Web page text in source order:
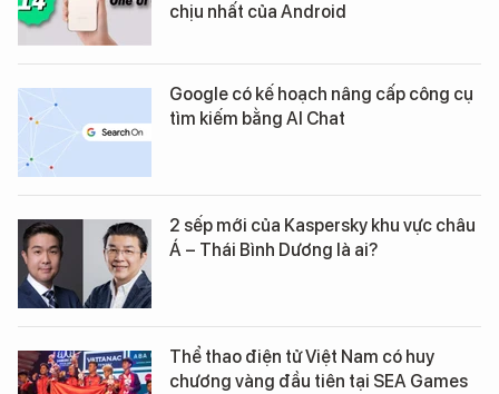
chịu nhất của Android
Google có kế hoạch nâng cấp công cụ
tìm kiếm bằng AI Chat
2 sếp mới của Kaspersky khu vực châu
Á – Thái Bình Dương là ai?
Thể thao điện tử Việt Nam có huy
chương vàng đầu tiên tại SEA Games